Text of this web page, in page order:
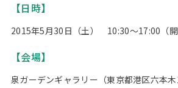
【日時】
2015年5月30日（土） 10:30～17:00（開
【会場】
泉ガーデンギャラリー（東京都港区六本木